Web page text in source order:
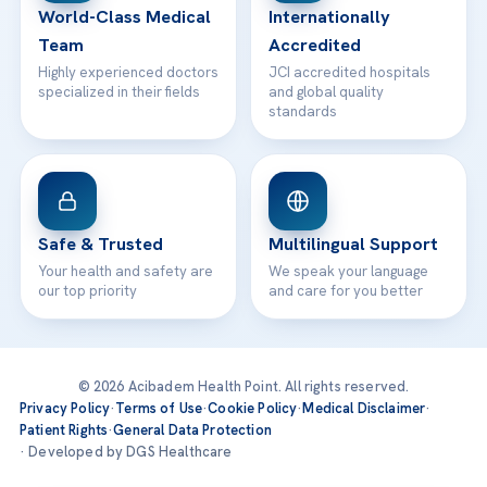
World-Class Medical
Team
Highly experienced doctors
specialized in their fields
Internationally
Accredited
JCI accredited hospitals
and global quality
standards
Safe & Trusted
Your health and safety are
our top priority
Multilingual Support
We speak your language
and care for you better
© 2026 Acibadem Health Point. All rights reserved.
Privacy Policy·Terms of Use·Cookie Policy·Medical Disclaimer·
Patient Rights·General Data Protection
· Developed by DGS Healthcare